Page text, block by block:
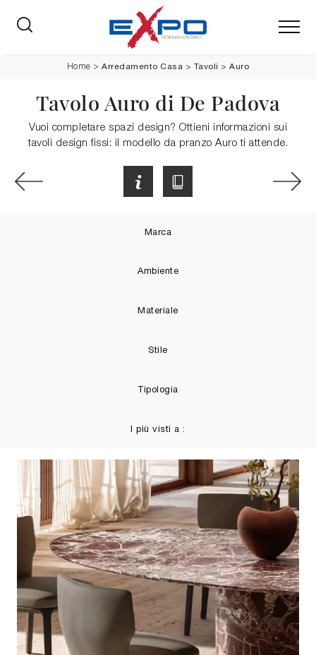
Home >Arredamento Casa > Tavoli >Auro
Tavolo Auro di De Padova
Vuoi completare spazi design? Ottieni informazioni sui
tavoli design fissi: il modello da pranzo Auro ti attende.
Marca
Ambiente
Materiale
Stile
Tipologia
I più visti a :